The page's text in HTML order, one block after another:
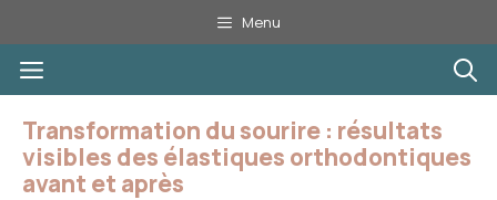
au
contenu
Menu
Menu
Transformation du sourire : résultats
visibles des élastiques orthodontiques
avant et après